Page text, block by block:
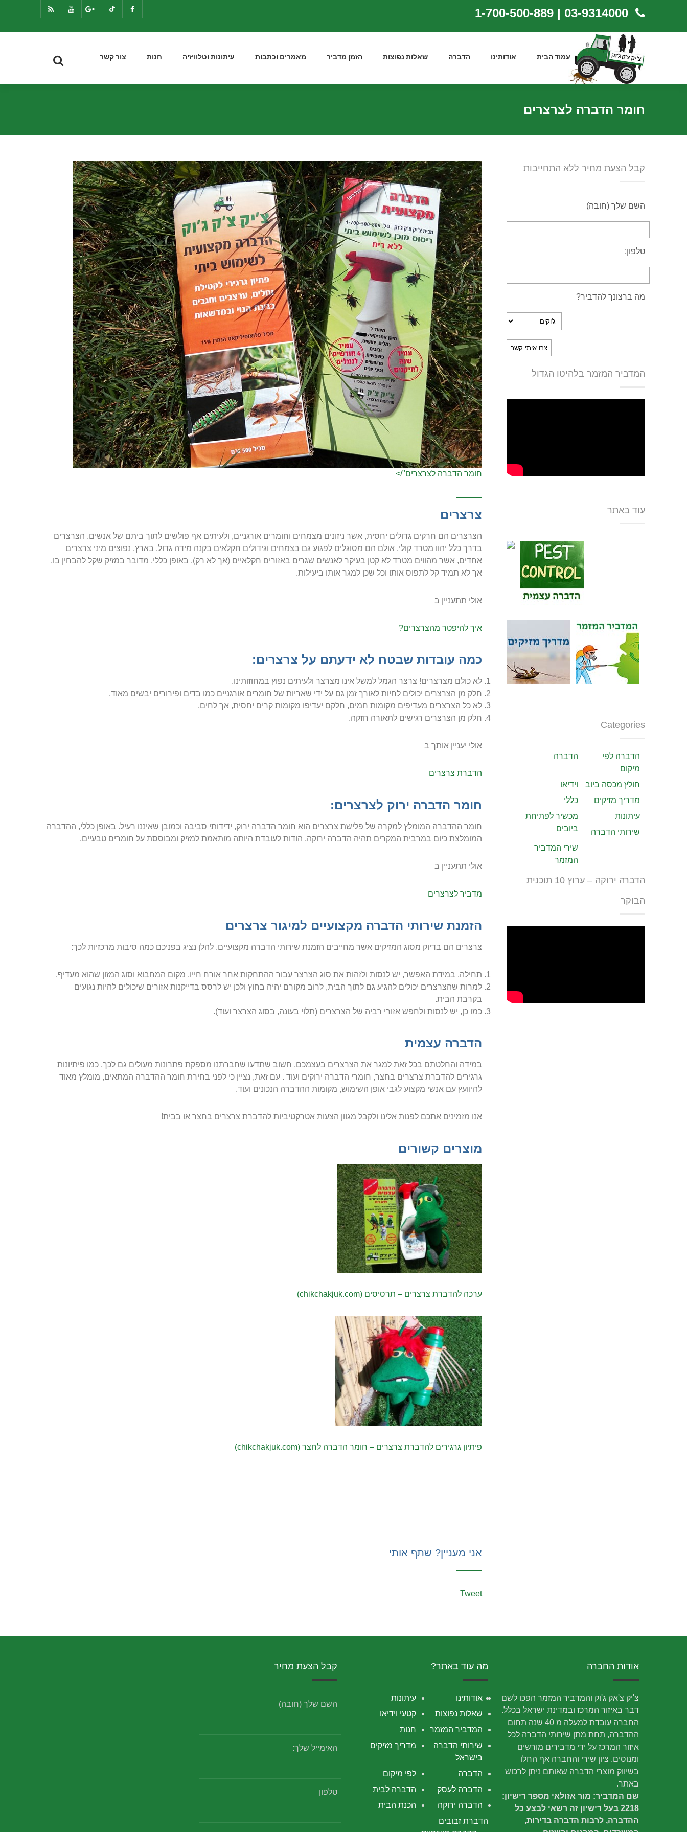
עמוד הבית אודותינו הדברה שאלות נפוצות הזמן מדביר מאמרים וכתבות עיתונות וטלוויזיה חנות צור קשר
חומר הדברה לצרצרים
חומר הדברה לצרצרים"/>
צרצרים
הצרצרים הם חרקים גדולים יחסית, אשר ניזונים מצמחים וחומרים אורגניים, ולעיתים אף פולשים לתוך ביתם של אנשים. הצרצרים
בדרך כלל יהוו מטרד קולי, אולם הם מסוגלים לפגוע גם בצמחים וגידולים חקלאים בקנה מידה גדול. בארץ, נפוצים מיני צרצרים
אחדים, אשר מהווים מטרד לא קטן בעיקר לאנשים שגרים באזורים חקלאיים (אך לא רק). באופן כללי, מדובר במזיק שקל להבחין בו,
אך לא תמיד קל לתפוס אותו וכל שכן למגר אותו ביעילות.
אולי תתעניין ב
איך להיפטר מהצרצרים?
כמה עובדות שבטח לא ידעתם על צרצרים:
לא כולם מצרצרים! צרצר הגמל למשל אינו מצרצר ולעיתים נפוץ במחוזותינו.
חלק מן הצרצרים יכולים לחיות לאורך זמן גם על ידי שאריות של חומרים אורגניים כמו בדים ופירורים יבשים מאוד.
לא כל הצרצרים מעדיפים מקומות חמים, חלקם יעדיפו מקומות קרים יחסית, אך לחים.
חלק מן הצרצרים רגישים לתאורה חזקה.
אולי יעניין אותך ב
הדברת צרצרים
חומר הדברה ירוק לצרצרים:
חומר ההדברה המומלץ למקרה של פלישת צרצרים הוא חומר הדברה ירוק, ידידותי סביבה וכמובן שאיננו רעיל. באופן כללי, ההדברה
המומלצת כיום במרבית המקרים תהיה הדברה ירוקה, הודות לעובדת היותה מותאמת למזיק ומבוססת על חומרים טבעיים.
אולי תתעניין ב
מדביר לצרצרים
הזמנת שירותי הדברה מקצועיים למיגור צרצרים
צרצרים הם בדיוק מסוג המזיקים אשר מחייבים הזמנת שירותי הדברה מקצועיים. להלן נציג בפניכם כמה סיבות מרכזיות לכך:
תחילה, במידת האפשר, יש לנסות ולזהות את סוג הצרצר עבור ההתחקות אחר אורח חייו, מקום המחבוא וסוג המזון שהוא מעדיף.
למרות שהצרצרים יכולים להגיע גם לתוך הבית, לרוב מקורם יהיה בחוץ ולכן יש לרסס בדייקנות אזורים שיכולים להיות נגועים
בקרבת הבית.
כמו כן, יש לנסות ולחפש אזורי רביה של הצרצרים (תלוי בעונה, בסוג הצרצר ועוד).
הדברה עצמית
במידה והחלטתם בכל זאת למגר את הצרצרים בעצמכם, חשוב שתדעו שחברתנו מספקת פתרונות מעולים גם לכך, כמו פיתיונות
גרגירים להדברת צרצרים בחצר, חומרי הדברה ירוקים ועוד . עם זאת, נציין כי לפני בחירת חומר ההדברה המתאים, מומלץ מאוד
להיוועץ עם אנשי מקצוע לגבי אופן השימוש, מקומות ההדברה הנכונים ועוד.
אנו מזמינים אתכם לפנות אלינו ולקבל מגוון הצעות אטרקטיביות להדברת צרצרים בחצר או בבית!
מוצרים קשורים
ערכה להדברת צרצרים – תרסיסים (chikchakjuk.com)
פיתיון גרגירים להדברת צרצרים – חומר הדברה לחצר (chikchakjuk.com)
אני מעניין? שתף אותי
Tweet
קבל הצעת מחיר ללא התחייבות
השם שלך (חובה)
טלפון:
מה ברצונך להדביר?
המדביר המזמר בלהיטו הגדול
עוד באתר
Categories
הדברה
הדברה לפי
מיקום
וידיאו
חולץ מכסה ביוב
כללי
מדריך מזיקים
מכשיר לפתיחת
ביובים
עיתונות
שירותי הדברה
שירי המדביר
המזמר
הדברה ירוקה – ערוץ 10 תוכנית
הבוקר
אודות החברה
צ'יק צ'אק ג'וק והמדביר המזמר הפכו לשם
דבר באיזור המרכז ובמדינת ישראל בכלל.
החברה עובדת למעלה מ 40 שנה תחום
ההדברה, תחת מתן שירותי הדברה לכל
איזור המרכז על ידי מדבירים מורשים
ומנוסים. ציון שירי והחברה אף החלו
בשיווק מוצרי הדברה שאותם ניתן לרכוש
באתר.
שם המדביר: מור אזולאי מספר רישיון:
2218 בעל רישיון זה רשאי לבצע כל
ההדברה, לרבות הדברה בדירות,
מה עוד באתר?
עיתונות
אודותינו
קטעי וידיאו
שאלות נפוצות
חנות
המדביר המזמר
מדריך מזיקים
שירותי הדברה
בישראל
לפי מיקום
הדברה
הדברה לבית
הדברה לעסק
הכנת הבית
הדברה ירוקה
הדברת זבובים
קבל הצעת מחיר
השם שלך (חובה)
האימייל שלך:
טלפון